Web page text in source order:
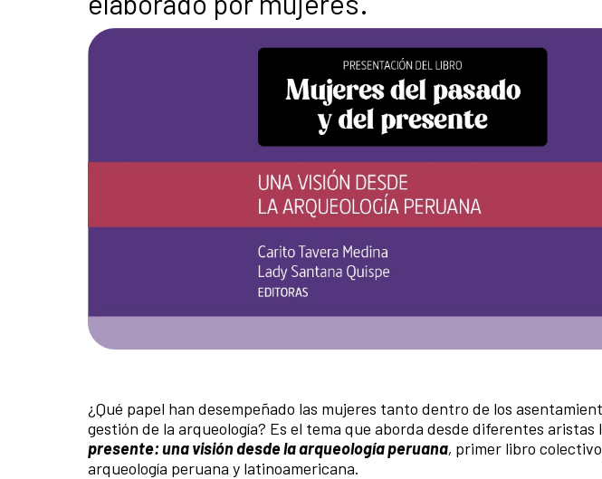
¿Qué papel han desempeñado las mujeres tanto dentro de los
gestión de la arqueología? Es el tema que aborda desde diferentes aristas
presente: una visión desde la arqueología peruana, primer libro
arqueología peruana y latinoamericana.